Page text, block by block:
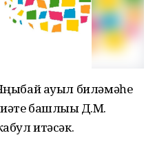
Яңыбай ауыл биләмәһе
башлығы Д.М.
итәсәк.